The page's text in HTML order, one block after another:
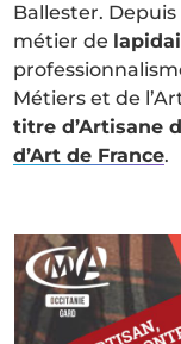
Ballester.
métier de
Métiers et de
titre d’Artisane
d’Art de France.